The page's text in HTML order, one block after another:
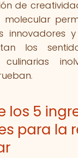
de
molecular
innovadores
los
culinarias
los 5
para la